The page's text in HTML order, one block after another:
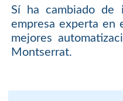
Sí ha cambiado de
empresa experta en
mejores
Montserrat.